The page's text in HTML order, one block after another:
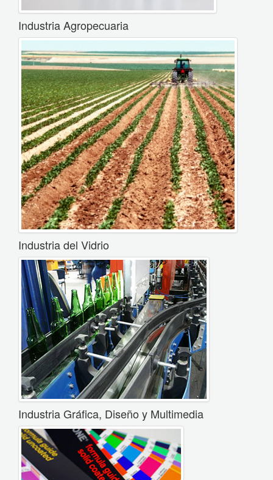
Industria Agropecuaria
Industria del Vidrio
Industria Gráfica, Diseño y Multimedia